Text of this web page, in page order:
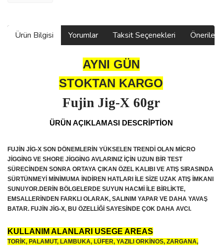
Ürün Bilgisi Yorumlar Taksit Seçenekleri
AYNI GÜN
STOKTAN KARGO
Fujin Jig-X 60gr
ÜRÜN AÇIKLAMASI DESCRİPTİON
FUJİN JİG-X SON DÖNEMLERİN YÜKSELEN TRENDİ OLAN MİCRO
JİGGİNG VE SHORE JİGGİNG AVLARINIZ İÇİN UZUN BİR TEST
SÜRECİNDEN SONRA ORTAYA ÇIKAN ÖZEL KALIBI VE ATIŞ SIRASINDA
SÜRTÜNMEYİ MİNİMUMA İNDİREN HATLARI İLE SİZE UZAK ATIŞ İMKANI
SUNUYOR.DERİN BÖLGELERDE SUYUN HACMİ İLE BİRLİKTE,
EMSALLERİNDEN FARKLI OLARAK, SALINIM YAPAR VE DAHA YAVAŞ
BATAR. FUJİN JİG-X, BU ÖZELLİĞİ SAYESİNDE ÇOK DAHA AVCI.
KULLANIM ALANLARI USEGE AREAS
TORİK, PALAMUT, LAMBUKA, LÜFER, YAZILI ORKİNOS, ZARGANA,